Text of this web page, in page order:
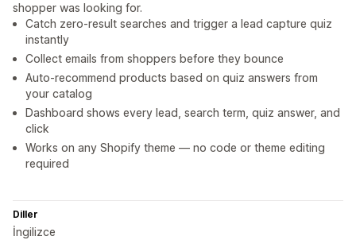
shopper was looking for.
Catch zero-result searches and trigger a lead capture quiz
instantly
Collect emails from shoppers before they bounce
Auto-recommend products based on quiz answers from
your catalog
Dashboard shows every lead, search term, quiz answer, and
click
Works on any Shopify theme — no code or theme editing
required
Diller
İngilizce